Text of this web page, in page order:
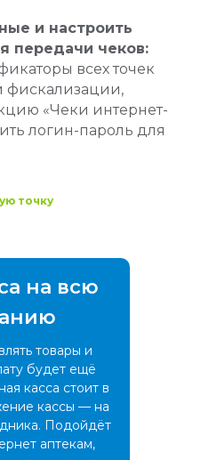
и настроить
передачи чеков:
всех точек
фискализации,
«Чеки интернет-
логин-пароль для
точку
на всю
товары и
будет ещё
касса стоит в
кассы — на
Подойдёт
аптекам,
Ф